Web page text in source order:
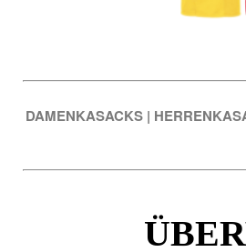
DAMENKASACKS |